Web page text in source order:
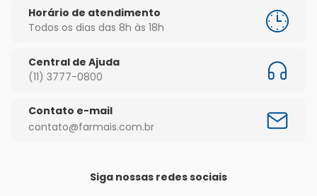
Horário de atendimento
Todos os dias das 8h às 18h
Central de Ajuda
(11) 3777-0800
Contato e-mail
contato@farmais.com.br
Siga nossas redes sociais